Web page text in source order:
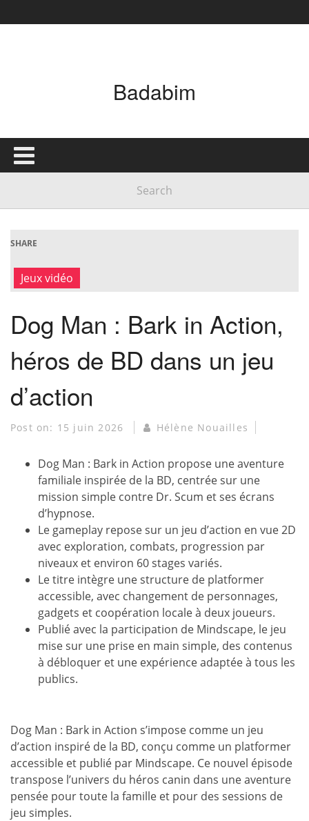
Badabim
SHARE
Jeux vidéo
Dog Man : Bark in Action,
héros de BD dans un jeu
d’action
Post on: 15 juin 2026 Hélène Nouailles
Dog Man : Bark in Action propose une aventure
familiale inspirée de la BD, centrée sur une
mission simple contre Dr. Scum et ses écrans
d’hypnose.
Le gameplay repose sur un jeu d’action en vue 2D
avec exploration, combats, progression par
niveaux et environ 60 stages variés.
Le titre intègre une structure de platformer
accessible, avec changement de personnages,
gadgets et coopération locale à deux joueurs.
Publié avec la participation de Mindscape, le jeu
mise sur une prise en main simple, des contenus
à débloquer et une expérience adaptée à tous les
publics.
Dog Man : Bark in Action s’impose comme un jeu
d’action inspiré de la BD, conçu comme un platformer
accessible et publié par Mindscape. Ce nouvel épisode
transpose l’univers du héros canin dans une aventure
pensée pour toute la famille et pour des sessions de
jeu simples.